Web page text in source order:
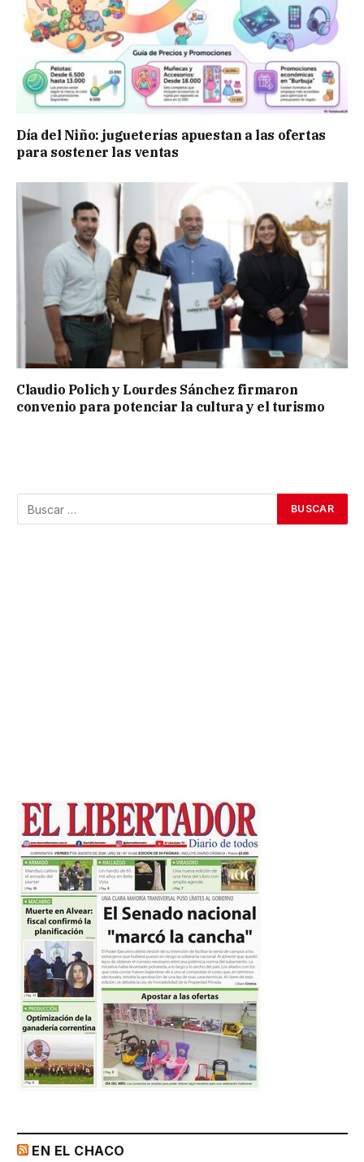
Día del Niño: jugueterías apuestan a las ofertas
para sostener las ventas
Claudio Polich y Lourdes Sánchez firmaron
convenio para potenciar la cultura y el turismo
EN EL CHACO